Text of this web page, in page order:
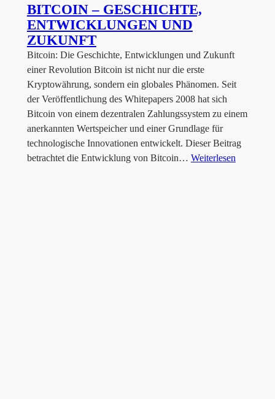
BITCOIN – GESCHICHTE,
ENTWICKLUNGEN UND
ZUKUNFT
Bitcoin: Die Geschichte, Entwicklungen und Zukunft
einer Revolution Bitcoin ist nicht nur die erste
Kryptowährung, sondern ein globales Phänomen. Seit
der Veröffentlichung des Whitepapers 2008 hat sich
Bitcoin von einem dezentralen Zahlungssystem zu einem
anerkannten Wertspeicher und einer Grundlage für
technologische Innovationen entwickelt. Dieser Beitrag
betrachtet die Entwicklung von Bitcoin… Weiterlesen